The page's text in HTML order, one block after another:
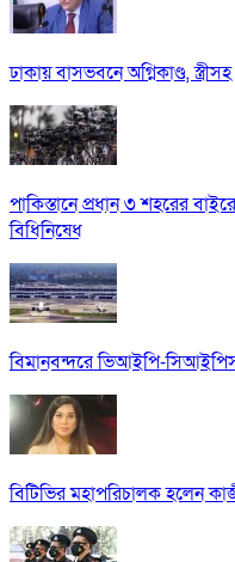
ঢাকায় বাসভবনে অগ্নিকাণ্ড,
পাকিস্তানে প্রধান ৩ শহরের
বিধিনিষেধ
বিমানবন্দরে ভিআইপি-
বিটিভির মহাপরিচালক হলেন